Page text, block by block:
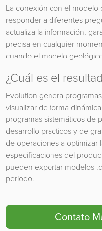
La conexión con el modelo
responder a diferentes
actualiza la información,
precisa en cualquier
cuando el modelo
¿Cuál es el
Evolution genera
visualizar de forma
programas sistemáticos de
desarrollo prácticos y de
de operaciones a optimizar
especificaciones del
pueden exportar modelos
periodo.
Contato